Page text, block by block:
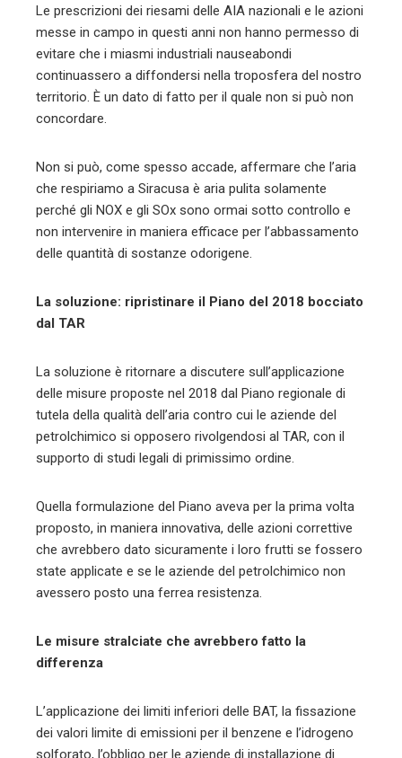
Le prescrizioni dei riesami delle AIA nazionali e le azioni
messe in campo in questi anni non hanno permesso di
evitare che i miasmi industriali nauseabondi
continuassero a diffondersi nella troposfera del nostro
territorio. È un dato di fatto per il quale non si può non
concordare.
Non si può, come spesso accade, affermare che l’aria
che respiriamo a Siracusa è aria pulita solamente
perché gli NOX e gli SOx sono ormai sotto controllo e
non intervenire in maniera efficace per l’abbassamento
delle quantità di sostanze odorigene.
La soluzione: ripristinare il Piano del 2018 bocciato
dal TAR
La soluzione è ritornare a discutere sull’applicazione
delle misure proposte nel 2018 dal Piano regionale di
tutela della qualità dell’aria contro cui le aziende del
petrolchimico si opposero rivolgendosi al TAR, con il
supporto di studi legali di primissimo ordine.
Quella formulazione del Piano aveva per la prima volta
proposto, in maniera innovativa, delle azioni correttive
che avrebbero dato sicuramente i loro frutti se fossero
state applicate e se le aziende del petrolchimico non
avessero posto una ferrea resistenza.
Le misure stralciate che avrebbero fatto la
differenza
L’applicazione dei limiti inferiori delle BAT, la fissazione
dei valori limite di emissioni per il benzene e l’idrogeno
solforato, l’obbligo per le aziende di installazione di